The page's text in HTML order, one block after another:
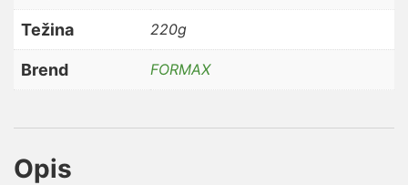
Težina 220g
Brend FORMAX
Opis